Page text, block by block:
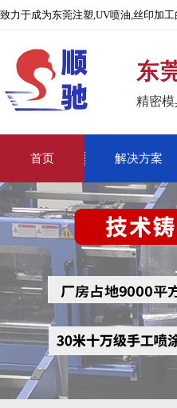
致力于成为东莞注塑,UV喷油,丝印加
东
精密
首页 解决方案